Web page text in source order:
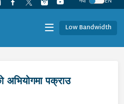
Low Bandwidth
अभियोगमा पक्राउ